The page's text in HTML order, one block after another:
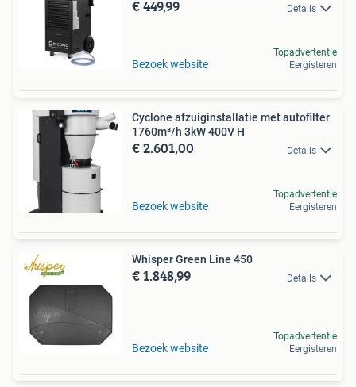
€ 449,99 Details
Bezoek website
Topadvertentie
Eergisteren
Cyclone afzuiginstallatie met autofilter
1760m³/h 3kW 400V H
€ 2.601,00 Details
Bezoek website
Topadvertentie
Eergisteren
Whisper Green Line 450
€ 1.848,99 Details
Bezoek website
Topadvertentie
Eergisteren